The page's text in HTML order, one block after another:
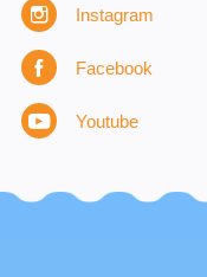
Instagram
Facebook
Youtube